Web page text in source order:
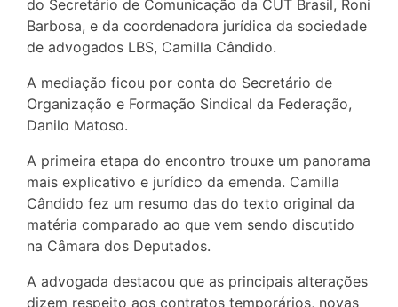
do Secretário de Comunicação da CUT Brasil, Roni
Barbosa, e da coordenadora jurídica da sociedade
de advogados LBS, Camilla Cândido.
A mediação ficou por conta do Secretário de
Organização e Formação Sindical da Federação,
Danilo Matoso.
A primeira etapa do encontro trouxe um panorama
mais explicativo e jurídico da emenda. Camilla
Cândido fez um resumo das do texto original da
matéria comparado ao que vem sendo discutido
na Câmara dos Deputados.
A advogada destacou que as principais alterações
dizem respeito aos contratos temporários, novas